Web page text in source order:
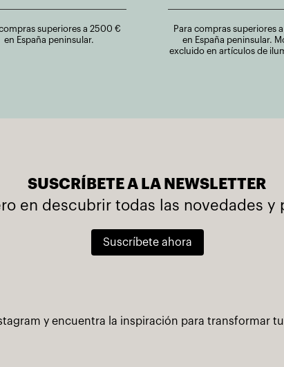
superiores a 2500 €
en España peninsular.
Para compras superiores
en España peninsular.
excluido en artículos de
SUSCRÍBETE A LA NEWSLETTER
en descubrir todas las novedades y
Suscríbete ahora
y encuentra la inspiración para transformar